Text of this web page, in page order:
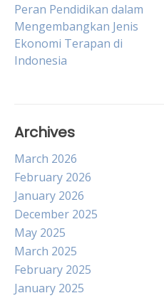
Post
navigation
Peran Pendidikan dalam
Mengembangkan Jenis
Ekonomi Terapan di
Indonesia
Archives
March 2026
February 2026
January 2026
December 2025
May 2025
March 2025
February 2025
January 2025